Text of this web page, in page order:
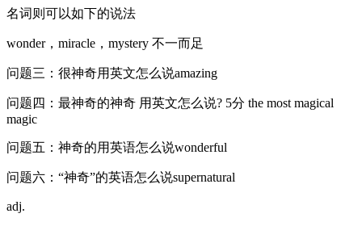
名词则可以如下的说法
wonder，miracle，mystery 不一而足
问题三：很神奇用英文怎么说amazing
问题四：最神奇的神奇 用英文怎么说? 5分 the most magical
magic
问题五：神奇的用英语怎么说wonderful
问题六：“神奇”的英语怎么说supernatural
adj.